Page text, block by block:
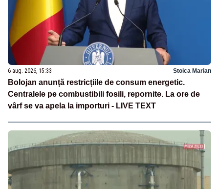
6 aug. 2026, 15:33 Stoica Marian
Bolojan anunță restricțiile de consum energetic.
Centralele pe combustibili fosili, repornite. La ore de
vârf se va apela la importuri - LIVE TEXT